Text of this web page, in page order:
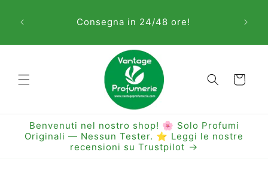
ai contenuti
Consegna in 24/48 ore!
Carrello
Benvenuti nel nostro shop! 🌸 Solo Profumi
Originali — Nessun Tester. ⭐ Leggi le nostre
recensioni su Trustpilot